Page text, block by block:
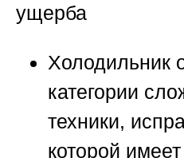
ущерба
Холодильник
категории
техники,
которой